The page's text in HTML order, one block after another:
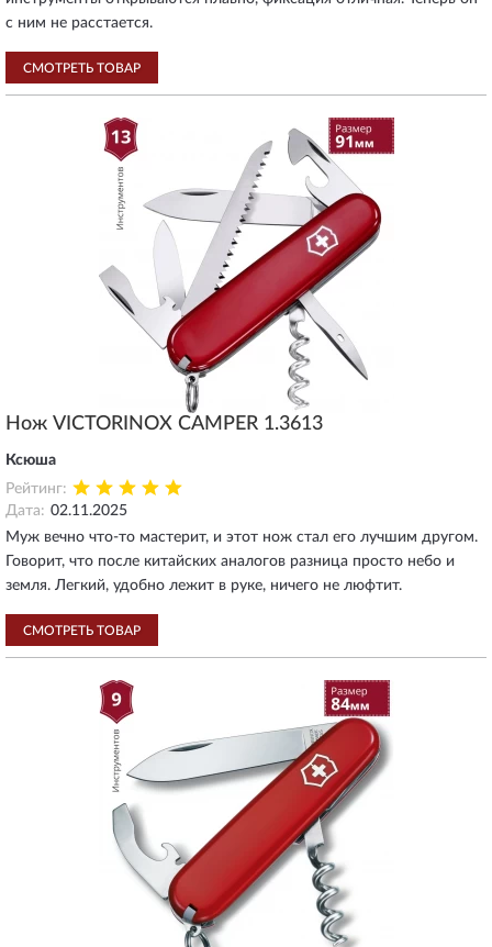
с ним не расстается.
СМОТРЕТЬ ТОВАР
Нож VICTORINOX CAMPER 1.3613
Ксюша
Рейтинг:
Дата: 02.11.2025
Муж вечно что-то мастерит, и этот нож стал его лучшим другом.
Говорит, что после китайских аналогов разница просто небо и
земля. Легкий, удобно лежит в руке, ничего не люфтит.
СМОТРЕТЬ ТОВАР